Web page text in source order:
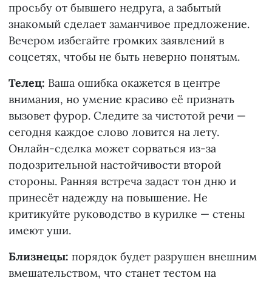
просьбу от бывшего недруга, а забытый
знакомый сделает заманчивое предложение.
Вечером избегайте громких заявлений в
соцсетях, чтобы не быть неверно понятым.
Телец: Ваша ошибка окажется в центре
внимания, но умение красиво её признать
вызовет фурор. Следите за чистотой речи —
сегодня каждое слово ловится на лету.
Онлайн-сделка может сорваться из-за
подозрительной настойчивости второй
стороны. Ранняя встреча задаст тон дню и
принесёт надежду на повышение. Не
критикуйте руководство в курилке — стены
имеют уши.
Близнецы: порядок будет разрушен внешним
вмешательством, что станет тестом на